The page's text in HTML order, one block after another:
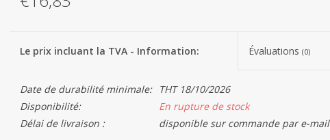
Le prix incluant la TVA - Information: Évaluations(0)
Date de durabilité minimale:
THT 18/10/2026
Disponibilité:
En rupture de stock
Délai de livraison :
disponible sur commande par e-mail